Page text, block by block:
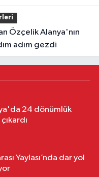
adım gezdi
24 dönümlük
Yaylası’nda dar yol